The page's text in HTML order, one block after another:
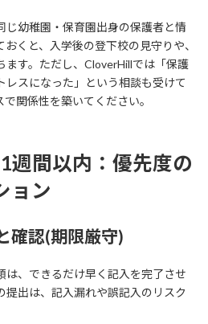
じ幼稚園・保育園出身の保護者と情
くと、入学後の登下校の見守りや、
ます。ただし、CloverHillでは「保護
レスになった」という相談も受けて
関係性を築いてください。
週間以内：優先度の
ョン
確認(期限厳守)
は、できるだけ早く記入を完了させ
提出は、記入漏れや誤記入のリスク